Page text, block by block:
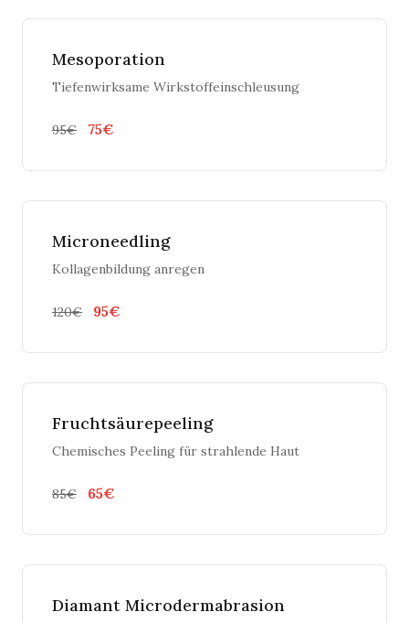
Mesoporation
Tiefenwirksame Wirkstoffeinschleusung
95€ 75€
Microneedling
Kollagenbildung anregen
120€ 95€
Fruchtsäurepeeling
Chemisches Peeling für strahlende Haut
85€ 65€
Diamant Microdermabrasion